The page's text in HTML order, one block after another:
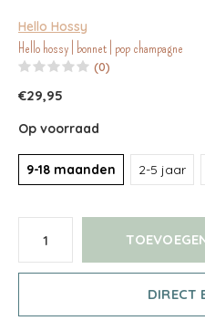
Hello Hossy
Hello hossy | bonnet | pop champagne
(0)
€29,95
Op voorraad
9-18 maanden 2-5 jaar
DIRECT